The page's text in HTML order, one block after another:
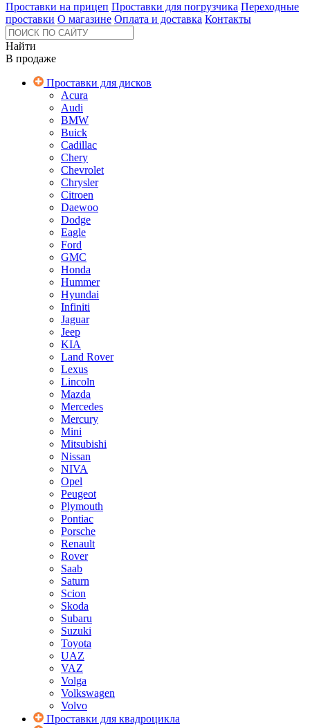
Проставки на прицеп Проставки для погрузчика Переходные
проставки О магазине Оплата и доставка Контакты
Найти
В продаже
Проставки для дисков
Acura
Audi
BMW
Buick
Cadillac
Chery
Chevrolet
Chrysler
Citroen
Daewoo
Dodge
Eagle
Ford
GMC
Honda
Hummer
Hyundai
Infiniti
Jaguar
Jeep
KIA
Land Rover
Lexus
Lincoln
Mazda
Mercedes
Mercury
Mini
Mitsubishi
Nissan
NIVA
Opel
Peugeot
Plymouth
Pontiac
Porsche
Renault
Rover
Saab
Saturn
Scion
Skoda
Subaru
Suzuki
Toyota
UAZ
VAZ
Volga
Volkswagen
Volvo
Проставки для квадроцикла